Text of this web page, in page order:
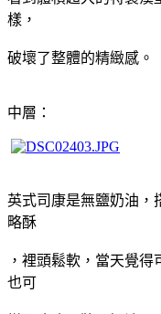
樣，
破壞了整體的精緻感。
中層：
英式司康是無鹽奶油
略酥
，裡頭鬆軟，當天覺
也可